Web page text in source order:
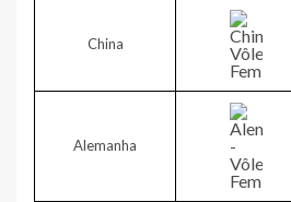
China
Alemanha